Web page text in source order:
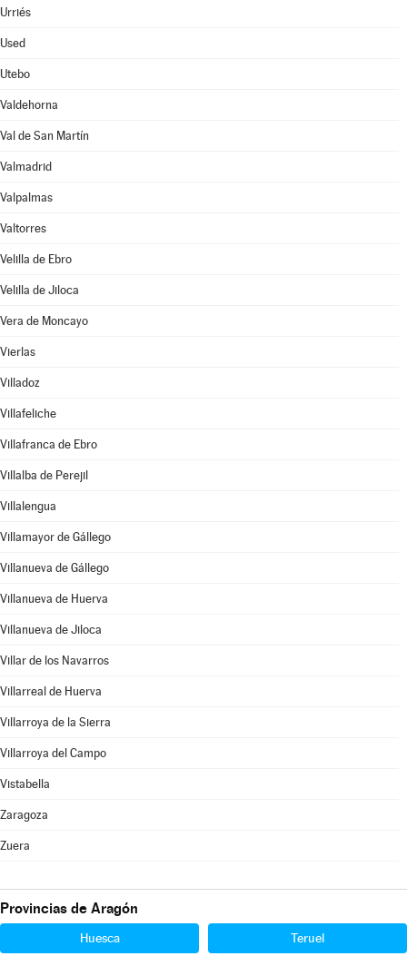
Urriés
Used
Utebo
Valdehorna
Val de San Martín
Valmadrid
Valpalmas
Valtorres
Velilla de Ebro
Velilla de Jiloca
Vera de Moncayo
Vierlas
Villadoz
Villafeliche
Villafranca de Ebro
Villalba de Perejil
Villalengua
Villamayor de Gállego
Villanueva de Gállego
Villanueva de Huerva
Villanueva de Jiloca
Villar de los Navarros
Villarreal de Huerva
Villarroya de la Sierra
Villarroya del Campo
Vistabella
Zaragoza
Zuera
Provincias de Aragón
Huesca Teruel